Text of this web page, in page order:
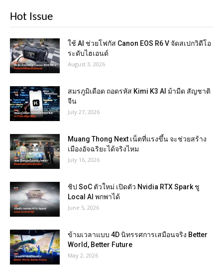
Hot Issue
ใช้ AI ช่วยโฟกัส Canon EOS R6 V จัดสเปกวิดีโอ
ระดับไฮเอนด์
August 3, 2026
สมรภูมิเดือด ถอดรหัส Kimi K3 AI ม้ามืด สัญชาติ
จีน
July 27, 2026
Muang Thong Next เน็ตที่แรงขึ้น จะช่วยสร้าง
เมืองอัจฉริยะได้จริงไหม
July 16, 2026
ชิป SoC ตัวใหม่ เปิดตัว Nvidia RTX Spark ชู
Local AI พกพาได้
June 5, 2026
ข้ามเวลาแบบ 4D นิทรรศการเสมือนจริง Better
World, Better Future
May 2, 2026